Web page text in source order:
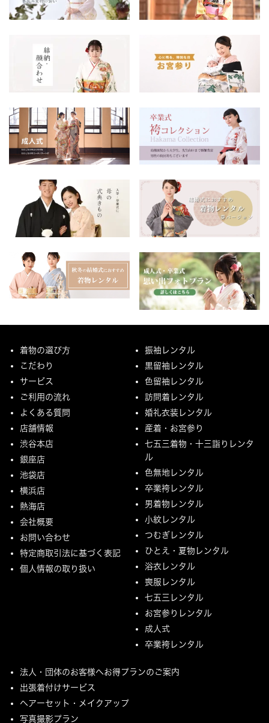
着物の選び方
こだわり
サービス
ご利用の流れ
よくある質問
店舗情報
渋谷本店
銀座店
池袋店
横浜店
熱海店
会社概要
お問い合わせ
特定商取引法に基づく表記
個人情報の取り扱い
振袖レンタル
黒留袖レンタル
色留袖レンタル
訪問着レンタル
婚礼衣装レンタル
産着・お宮参り
七五三着物・十三詣りレンタ
ル
色無地レンタル
卒業袴レンタル
男着物レンタル
小紋レンタル
つむぎレンタル
ひとえ・夏物レンタル
浴衣レンタル
喪服レンタル
七五三レンタル
お宮参りレンタル
成人式
卒業袴レンタル
法人・団体のお客様へお得プランのご案内
出張着付けサービス
ヘアーセット・メイクアップ
写真撮影プラン